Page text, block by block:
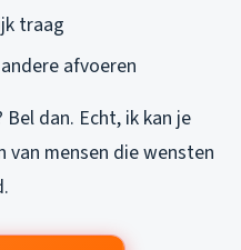
traag
afvoeren
Bel dan. Echt, ik kan je
van mensen die wensten